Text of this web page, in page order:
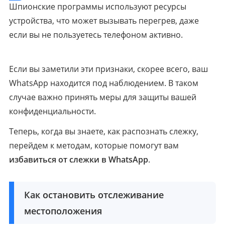
Шпионские программы используют ресурсы
устройства, что может вызывать перегрев, даже
если вы не пользуетесь телефоном активно.
Если вы заметили эти признаки, скорее всего, ваш
WhatsApp находится под наблюдением. В таком
случае важно принять меры для защиты вашей
конфиденциальности.
Теперь, когда вы знаете, как распознать слежку,
перейдем к методам, которые помогут вам
избавиться от слежки в WhatsApp.
Как остановить отслеживание
местоположения